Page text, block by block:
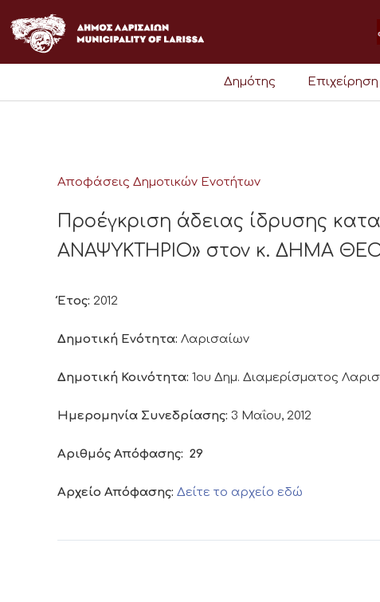
στο
περιεχόμενο
Δημότης Επιχείρηση
Αποφάσεις Δημοτικών Ενοτήτων
Προέγκριση άδειας ίδρυσης
ΑΝΑΨΥΚΤΗΡΙΟ» στον κ. ΔΗΜΑ
Έτος: 2012
Δημοτική Ενότητα: Λαρισαίων
Δημοτική Κοινότητα: 1ου Δημ. Διαμερίσματος
Ημερομηνία Συνεδρίασης: 3 Μαΐου, 2012
Αριθμός Απόφασης: 29
Αρχείο Απόφασης: Δείτε το αρχείο εδώ